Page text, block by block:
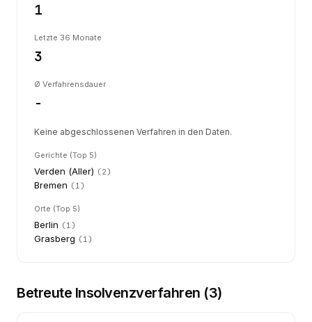
1
Letzte 36 Monate
3
Ø Verfahrensdauer
-
Keine abgeschlossenen Verfahren in den Daten.
Gerichte (Top 5)
Verden (Aller) (2)
Bremen (1)
Orte (Top 5)
Berlin (1)
Grasberg (1)
Betreute Insolvenzverfahren (3)